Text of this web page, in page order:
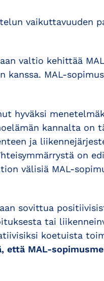
vaikuttavuuden
valtio kehittää
kanssa. MAL-
hyväksi
kannalta on
ja
on
välisiä MAL-
sovittua
tai
koetuista
että MAL-